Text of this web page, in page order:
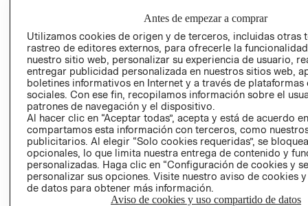
POLÍTICA
EMPRESARIAL
CONDICIONES
AVISO DE
PRIVACIDAD
GIFT CARD
AVISO DE
Antes de empezar a comprar
Utilizamos cookies de origen y de terceros, incluidas otras
rastreo de editores externos, para ofrecerle la
nuestro sitio web, personalizar su experiencia de usuario,
entregar publicidad personalizada en nuestros sitios web,
boletines informativos en Internet y a través de plataformas
sociales. Con ese fin, recopilamos información sobre el
patrones de navegación y el dispositivo.
Al hacer clic en “Aceptar todas”, acepta y está de acuerdo
compartamos esta información con terceros, como
publicitarios. Al elegir “Solo cookies requeridas”, se
opcionales, lo que limita nuestra entrega de contenido y
personalizadas. Haga clic en “Configuración de cookies y
personalizar sus opciones. Visite nuestro aviso de cookies
de datos para obtener más información.
Aviso de cookies y uso compartido de datos